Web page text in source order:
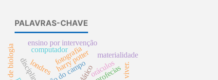
PALAVRAS-CHAVE
oráculos
harry potter
profecias
fotografia materialidade
computador
ensino por intervenção
disciplinalondres